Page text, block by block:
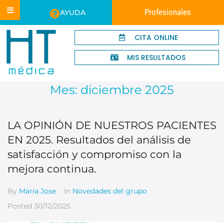
AYUDA Profesionales
CITA ONLINE
MIS RESULTADOS
Mes: diciembre 2025
LA OPINIÓN DE NUESTROS PACIENTES
EN 2025. Resultados del análisis de
satisfacción y compromiso con la
mejora continua.
By Maria Jose In Novedades del grupo
Posted 30/12/2025